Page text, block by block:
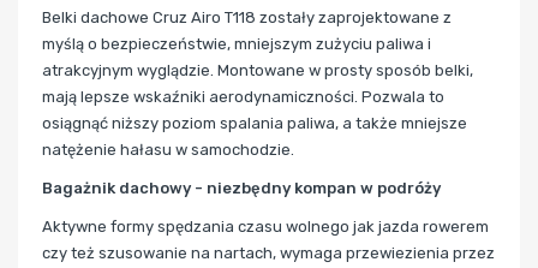
Belki dachowe Cruz Airo T118 zostały zaprojektowane z
myślą o bezpieczeństwie, mniejszym zużyciu paliwa i
atrakcyjnym wyglądzie. Montowane w prosty sposób belki,
mają lepsze wskaźniki aerodynamiczności. Pozwala to
osiągnąć niższy poziom spalania paliwa, a także mniejsze
natężenie hałasu w samochodzie.
Bagażnik dachowy - niezbędny kompan w podróży
Aktywne formy spędzania czasu wolnego jak jazda rowerem
czy też szusowanie na nartach, wymaga przewiezienia przez